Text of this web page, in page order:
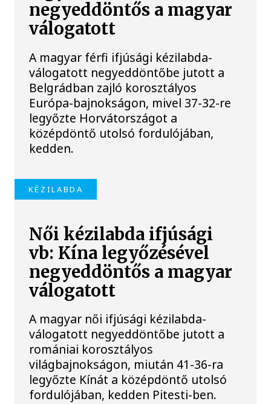
negyeddöntős a magyar
válogatott
A magyar férfi ifjúsági kézilabda-
válogatott negyeddöntőbe jutott a
Belgrádban zajló korosztályos
Európa-bajnokságon, mivel 37-32-re
legyőzte Horvátországot a
középdöntő utolsó fordulójában,
kedden.
KÉZILABDA
Női kézilabda ifjúsági
vb: Kína legyőzésével
negyeddöntős a magyar
válogatott
A magyar női ifjúsági kézilabda-
válogatott negyeddöntőbe jutott a
romániai korosztályos
világbajnokságon, miután 41-36-ra
legyőzte Kínát a középdöntő utolsó
fordulójában, kedden Pitesti-ben.